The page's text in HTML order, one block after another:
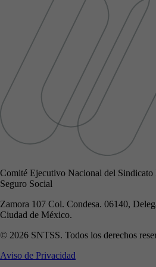
Comité Ejecutivo Nacional del Sindicato
Seguro Social
Zamora 107 Col. Condesa. 06140,
Ciudad de México.
© 2026 SNTSS. Todos los derechos
Aviso de Privacidad